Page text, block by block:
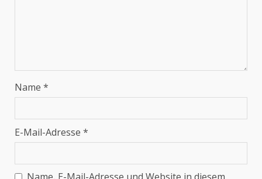
Name *
E-Mail-Adresse *